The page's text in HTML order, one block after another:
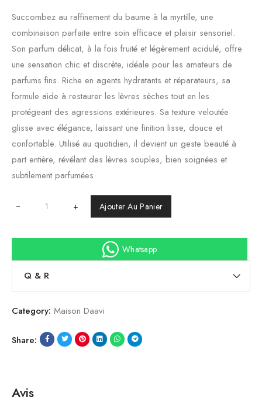
Succombez au raffinement du baume à la myrtille, une
combinaison parfaite entre soin efficace et plaisir sensoriel.
Son parfum délicat, à la fois fruité et légèrement acidulé, offre
une sensation chic et discrète, idéale pour les amateurs de
parfums fins. Riche en agents hydratants et réparateurs, sa
formule aide à restaurer les lèvres sèches tout en les
protégeant des agressions extérieures. Sa texture veloutée
glisse avec élégance, laissant une finition lisse, douce et
confortable. Utilisé au quotidien, il devient un geste beauté à
part entière, révélant des lèvres souples, bien soignées et
subtilement parfumées.
+ Ajouter Au Panier
Whatsapp
Q & R
Category: Maison Daavi
Share:
Avis